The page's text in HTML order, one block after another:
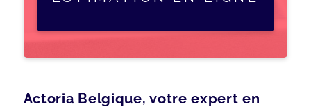
Actoria Belgique, votre expert en